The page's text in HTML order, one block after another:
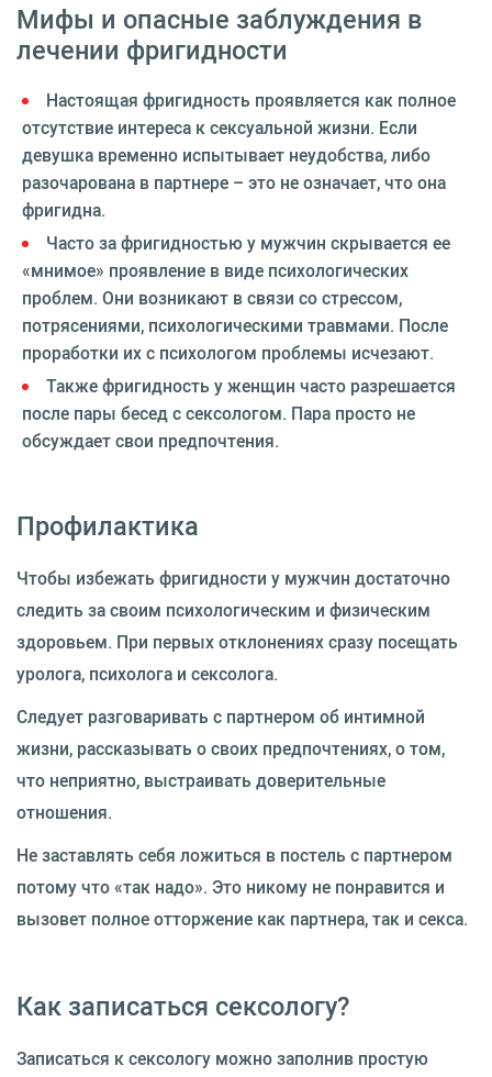
Мифы и опасные заблуждения в
лечении фригидности
Настоящая фригидность проявляется как полное
отсутствие интереса к сексуальной жизни. Если
девушка временно испытывает неудобства, либо
разочарована в партнере – это не означает, что она
фригидна.
Часто за фригидностью у мужчин скрывается ее
«мнимое» проявление в виде психологических
проблем. Они возникают в связи со стрессом,
потрясениями, психологическими травмами. После
проработки их с психологом проблемы исчезают.
Также фригидность у женщин часто разрешается
после пары бесед с сексологом. Пара просто не
обсуждает свои предпочтения.
Профилактика
Чтобы избежать фригидности у мужчин достаточно
следить за своим психологическим и физическим
здоровьем. При первых отклонениях сразу посещать
уролога, психолога и сексолога.
Следует разговаривать с партнером об интимной
жизни, рассказывать о своих предпочтениях, о том,
что неприятно, выстраивать доверительные
отношения.
Не заставлять себя ложиться в постель с партнером
потому что «так надо». Это никому не понравится и
вызовет полное отторжение как партнера, так и секса.
Как записаться сексологу?
Записаться к сексологу можно заполнив простую